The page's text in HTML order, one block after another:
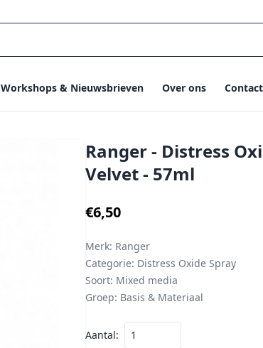
Workshops & Nieuwsbrieven Over ons Contact
Ranger - Distress
Velvet - 57ml
€6,50
Merk: Ranger
Categorie: Distress Oxide Spray
Soort: Mixed media
Groep: Basis & Materiaal
Aantal: